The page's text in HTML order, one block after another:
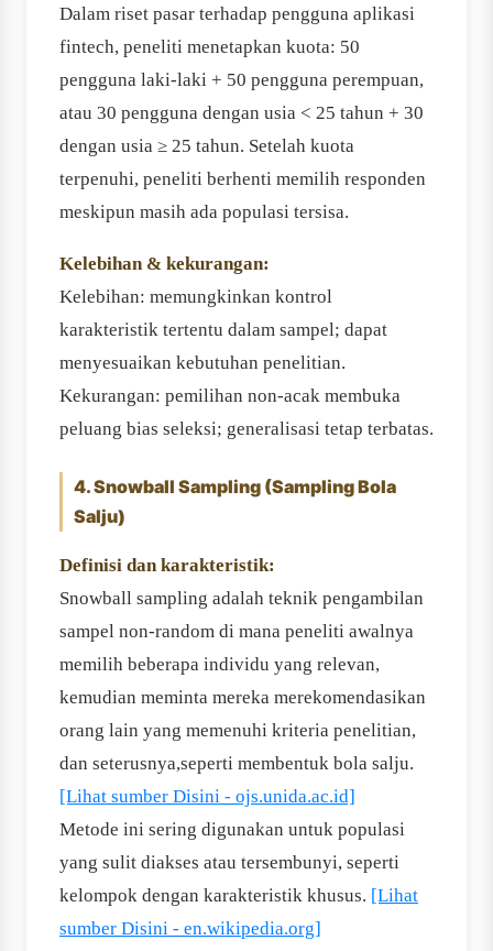
Dalam riset pasar terhadap pengguna aplikasi
fintech, peneliti menetapkan kuota: 50
pengguna laki-laki + 50 pengguna perempuan,
atau 30 pengguna dengan usia < 25 tahun + 30
dengan usia ≥ 25 tahun. Setelah kuota
terpenuhi, peneliti berhenti memilih responden
meskipun masih ada populasi tersisa.
Kelebihan & kekurangan:
Kelebihan: memungkinkan kontrol
karakteristik tertentu dalam sampel; dapat
menyesuaikan kebutuhan penelitian.
Kekurangan: pemilihan non-acak membuka
peluang bias seleksi; generalisasi tetap terbatas.
4. Snowball Sampling (Sampling Bola
Salju)
Definisi dan karakteristik:
Snowball sampling adalah teknik pengambilan
sampel non-random di mana peneliti awalnya
memilih beberapa individu yang relevan,
kemudian meminta mereka merekomendasikan
orang lain yang memenuhi kriteria penelitian,
dan seterusnya,seperti membentuk bola salju.
[Lihat sumber Disini - ojs.unida.ac.id]
Metode ini sering digunakan untuk populasi
yang sulit diakses atau tersembunyi, seperti
kelompok dengan karakteristik khusus. [Lihat
sumber Disini - en.wikipedia.org]